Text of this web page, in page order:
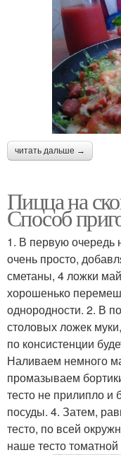
читать дальше →
Пицца на
Способ
1. В первую очередь
очень просто,
сметаны, 4 ложки
хорошенько
однородности. 2. В
столовых ложек
по консистенции
Наливаем немного
промазываем
тесто не прилипло и
посуды. 4. Затем,
тесто, по всей
наше тесто